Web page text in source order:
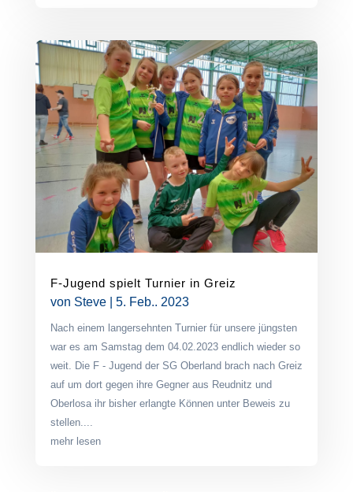
F-Jugend spielt Turnier in Greiz
von Steve| 5. Feb.. 2023
Nach einem langersehnten Turnier für unsere jüngsten
war es am Samstag dem 04.02.2023 endlich wieder so
weit. Die F - Jugend der SG Oberland brach nach Greiz
auf um dort gegen ihre Gegner aus Reudnitz und
Oberlosa ihr bisher erlangte Können unter Beweis zu
stellen....
mehr lesen